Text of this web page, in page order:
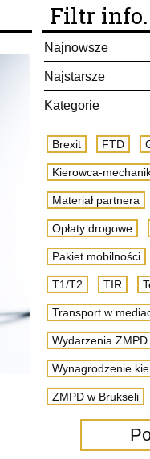
Filtr info.
Najnowsze
Najstarsze
Kategorie
Brexit FTD
Kierowca-
Materiał partnera
Opłaty drogowe
Pakiet mobilności
T1/T2 TIR
Transport w
Wydarzenia ZMPD
Wynagrodzenie
ZMPD w Brukseli